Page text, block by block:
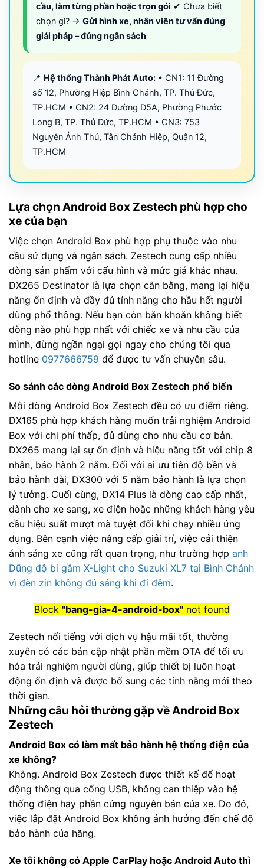
cầu, làm từng phần hoặc trọn gói ✔ Chưa biết
chọn gì? → Gửi hình xe, nhân viên tư vấn đúng
giải pháp – đúng ngân sách
📍 Hệ thống Thành Phát Auto: • CN1: 11 Đường
số 12, Phường Hiệp Bình Chánh, TP. Thủ Đức,
TP.HCM • CN2: 24 Đường D5A, Phường Phước
Long B, TP. Thủ Đức, TP.HCM • CN3: 753
Nguyễn Ảnh Thủ, Tân Chánh Hiệp, Quận 12,
TP.HCM
Lựa chọn Android Box Zestech phù hợp cho
xe của bạn
Việc chọn Android Box phù hợp phụ thuộc vào nhu
cầu sử dụng và ngân sách. Zestech cung cấp nhiều
dòng sản phẩm với cấu hình và mức giá khác nhau.
DX265 Destinator là lựa chọn cân bằng, mang lại hiệu
năng ổn định và đầy đủ tính năng cho hầu hết người
dùng phổ thông. Nếu bạn còn băn khoăn không biết
dòng nào phù hợp nhất với chiếc xe và nhu cầu của
mình, đừng ngần ngại gọi ngay cho chúng tôi qua
hotline 0977666759 để được tư vấn chuyên sâu.
So sánh các dòng Android Box Zestech phổ biến
Mỗi dòng Android Box Zestech đều có ưu điểm riêng.
DX165 phù hợp khách hàng muốn trải nghiệm Android
Box với chi phí thấp, đủ dùng cho nhu cầu cơ bản.
DX265 mang lại sự ổn định và hiệu năng tốt với chip 8
nhân, bảo hành 2 năm. Đối với ai ưu tiên độ bền và
bảo hành dài, DX300 với 5 năm bảo hành là lựa chọn
lý tưởng. Cuối cùng, DX14 Plus là dòng cao cấp nhất,
dành cho xe sang, xe điện hoặc những khách hàng yêu
cầu hiệu suất mượt mà tuyệt đối khi chạy nhiều ứng
dụng. Bên cạnh việc nâng cấp giải trí, việc cải thiện
ánh sáng xe cũng rất quan trọng, như trường hợp anh
Dũng độ bi gầm X-Light cho Suzuki XL7 tại Bình Chánh
vì đèn zin không đủ sáng khi đi đêm.
Block "bang-gia-4-android-box" not found
Zestech nổi tiếng với dịch vụ hậu mãi tốt, thường
xuyên có các bản cập nhật phần mềm OTA để tối ưu
hóa trải nghiệm người dùng, giúp thiết bị luôn hoạt
động ổn định và được bổ sung các tính năng mới theo
thời gian.
Những câu hỏi thường gặp về Android Box
Zestech
Android Box có làm mất bảo hành hệ thống điện của
xe không?
Không. Android Box Zestech được thiết kế để hoạt
động thông qua cổng USB, không can thiệp vào hệ
thống điện hay phần cứng nguyên bản của xe. Do đó,
việc lắp đặt Android Box không ảnh hưởng đến chế độ
bảo hành của hãng.
Xe tôi không có Apple CarPlay hoặc Android Auto thì